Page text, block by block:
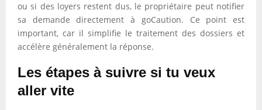
ou si des loyers restent dus, le propriétaire peut notifier
sa demande directement à goCaution. Ce point est
important, car il simplifie le traitement des dossiers et
accélère généralement la réponse.
Les étapes à suivre si tu veux
aller vite